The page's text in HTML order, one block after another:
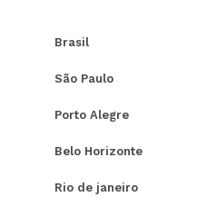
Brasil
São Paulo
Porto Alegre
Belo Horizonte
Rio de janeiro